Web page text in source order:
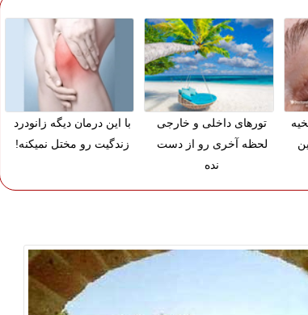
تورهای داخلی و خارجی
لحظه آخری رو از دست
نده
با این درمان دیگه زانودرد
زندگیت رو مختل نمیکنه!